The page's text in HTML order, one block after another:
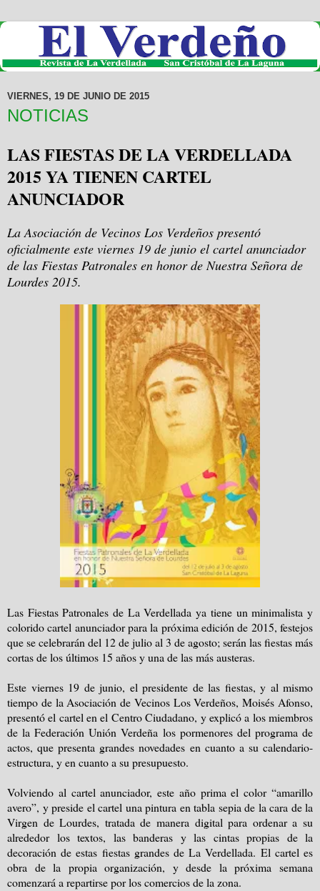
VIERNES, 19 DE JUNIO DE 2015
NOTICIAS
LAS FIESTAS DE LA VERDELLADA
2015 YA TIENEN CARTEL
ANUNCIADOR
La Asociación de Vecinos Los Verdeños presentó
oficialmente este viernes 19 de junio el cartel anunciador
de las Fiestas Patronales en honor de Nuestra Señora de
Lourdes 2015.
Las Fiestas Patronales de La Verdellada ya tiene un minimalista y
colorido cartel anunciador para la próxima edición de 2015, festejos
que se celebrarán del 12 de julio al 3 de agosto; serán las fiestas más
cortas de los últimos 15 años y una de las más austeras.
Este viernes 19 de junio, el presidente de las fiestas, y al mismo
tiempo de la Asociación de Vecinos Los Verdeños, Moisés Afonso,
presentó el cartel en el Centro Ciudadano, y explicó a los miembros
de la Federación Unión Verdeña los pormenores del programa de
actos, que presenta grandes novedades en cuanto a su calendario-
estructura, y en cuanto a su presupuesto.
Volviendo al cartel anunciador, este año prima el color “amarillo
avero”, y preside el cartel una pintura en tabla sepia de la cara de la
Virgen de Lourdes, tratada de manera digital para ordenar a su
alrededor los textos, las banderas y las cintas propias de la
decoración de estas fiestas grandes de La Verdellada. El cartel es
obra de la propia organización, y desde la próxima semana
comenzará a repartirse por los comercios de la zona.